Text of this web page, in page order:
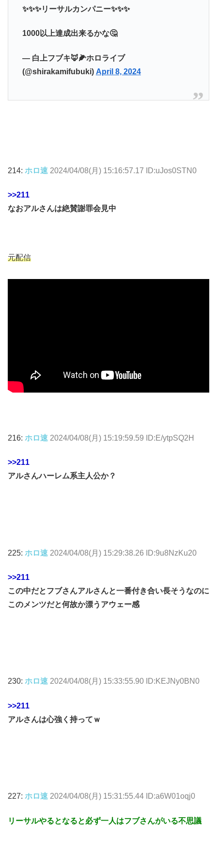
✨✨✨リーサルカンパニー✨✨✨
1000以上達成出来るかな🤔
— 白上フブキ🦊🌽ホロライブ
(@shirakamifubuki) April 8, 2024
214: ホロ速 2024/04/08(月) 15:16:57.17 ID:uJos0STN0
>>211
なおアルさんは絶賛謝罪会見中
元配信
216: ホロ速 2024/04/08(月) 15:19:59.59 ID:E/ytpSQ2H
>>211
アルさんハーレム系主人公か？
225: ホロ速 2024/04/08(月) 15:29:38.26 ID:9u8NzKu20
>>211
この中だとフブさんアルさんと一番付き合い長そうなのに
このメンツだと何故か漂うアウェー感
230: ホロ速 2024/04/08(月) 15:33:55.90 ID:KEJNy0BN0
>>211
アルさんは心強く持ってｗ
227: ホロ速 2024/04/08(月) 15:31:55.44 ID:a6W01oqj0
リーサルやるとなると必ず一人はフブさんがいる不思議